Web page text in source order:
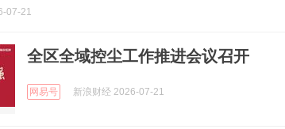
07-21
全区全域控尘工作推进会议召开
网易号 新浪财经 2026-07-21